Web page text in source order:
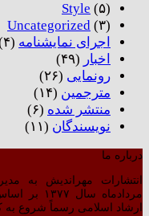
Style (۵)
Uncategorized (۳)
اجرای نمایشنامه (۴)
اخبار (۴۹)
رونمایی (۲۶)
مترجمین (۱۴)
منتشر شده (۶)
نویسندگان (۱۱)
درباره ما
انتشارات مهراندیش به
ارشاد اسلامی رسماً شروع به